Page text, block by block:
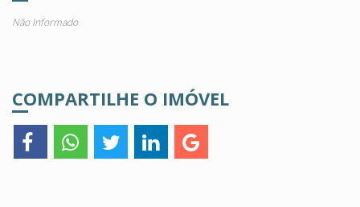
Não Informado
COMPARTILHE O IMÓVEL